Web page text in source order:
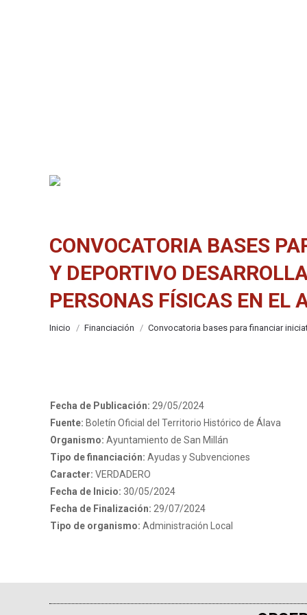
CONVOCATORIA BASES
Y DEPORTIVO
PERSONAS FÍSICAS EN EL
Estás aquí:
Inicio Financiación Convocatoria bases para financiar
Fecha de Publicación: 29/05/2024
Fuente: Boletín Oficial del Territorio Histórico de Álava
Organismo: Ayuntamiento de San Millán
Tipo de financiación: Ayudas y Subvenciones
Caracter: VERDADERO
Fecha de Inicio: 30/05/2024
Fecha de Finalización: 29/07/2024
Tipo de organismo: Administración Local